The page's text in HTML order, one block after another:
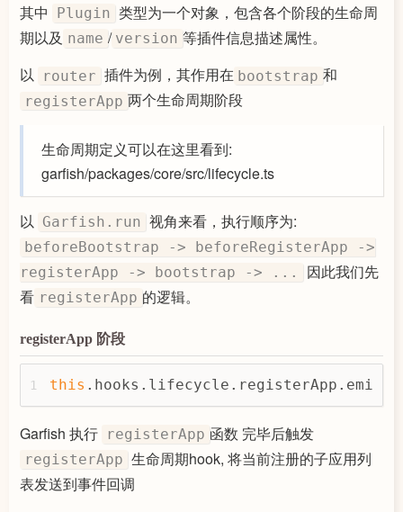
46
47
49
51
53
54
55
56
57
58
59
60
62
64
65
68
69
71
72
if (!app) return;
const isDes = cache &&
if
(isRender) {
return await
              }
else
return
            };
            Garfish.apps[name] = app;
            unmounts[name] =
() => {
// Destroy the
if (app.mounting) {
delete
              }
              call(app,
            };
await call(app, true);
            }
          }
        }
function deactive
          routerLog(
`${appInfo.name}
            appInfo,
其中 Plugin 类型为一个对象，包含各个阶段的生命周
期以及 name / version 等插件信息描述属性。
以
router 插件为例，其作用在 bootstrap 和
registerApp 两个生命周期阶段
生命周期定义可以在这里看到:
garfish/packages/core/src/lifecycle.ts
以 Garfish.run 视角来看，执行顺序为:
beforeBootstrap -> beforeRegisterApp ->
registerApp -> bootstrap -> ...
因此我们先
看 registerApp 的逻辑。
registerApp 阶段
1 this
Garfish 执行 registerApp 函数 完毕后触发
registerApp 生命周期hook, 将当前注册的子应用列
表发送到事件回调